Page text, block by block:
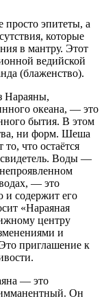
эпитеты, а
которые
в мантру. Этот
ведийской
(блаженство).
Нараяны,
океана, — это
бытия. В этом
ни форм. Шеша
то, что остаётся
Воды —
— это
и содержит его
«Нараяная
центру
и
приглашение к
— это
Он